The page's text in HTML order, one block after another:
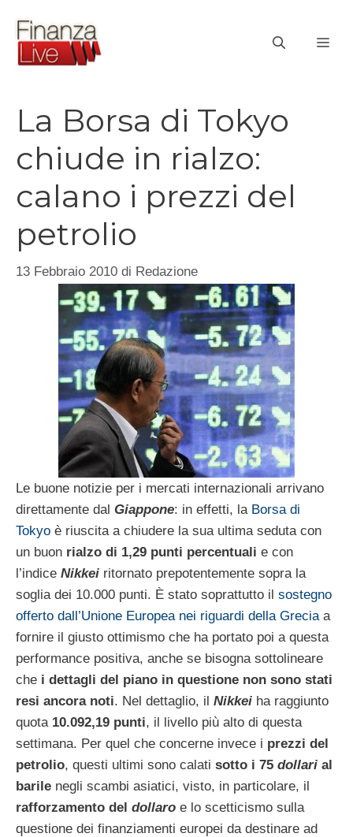
contenuto
La Borsa di Tokyo
chiude in rialzo:
calano i prezzi del
petrolio
13 Febbraio 2010 di Redazione
Le buone notizie per i mercati internazionali arrivano
direttamente dal Giappone: in effetti, la Borsa di
Tokyo è riuscita a chiudere la sua ultima seduta con
un buon rialzo di 1,29 punti percentuali e con
l’indice Nikkei ritornato prepotentemente sopra la
soglia dei 10.000 punti. È stato soprattutto il sostegno
offerto dall’Unione Europea nei riguardi della Greciaa
fornire il giusto ottimismo che ha portato poi a questa
performance positiva, anche se bisogna sottolineare
che i dettagli del piano in questione non sono stati
resi ancora noti. Nel dettaglio, il Nikkei ha raggiunto
quota 10.092,19 punti, il livello più alto di questa
settimana. Per quel che concerne invece i prezzi del
petrolio, questi ultimi sono calati sotto i 75 dollari al
barile negli scambi asiatici, visto, in particolare, il
rafforzamento del dollaro e lo scetticismo sulla
questione dei finanziamenti europei da destinare ad